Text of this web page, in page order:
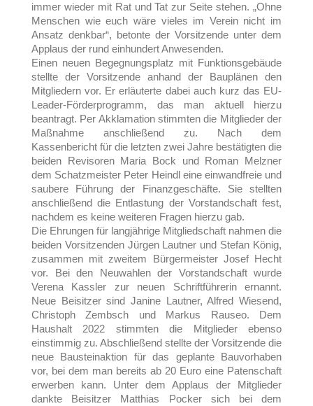
immer wieder mit Rat und Tat zur Seite stehen. „Ohne
Menschen wie euch wäre vieles im Verein nicht im
Ansatz denkbar“, betonte der Vorsitzende unter dem
Applaus der rund einhundert Anwesenden.
Einen neuen Begegnungsplatz mit Funktionsgebäude
stellte der Vorsitzende anhand der Bauplänen den
Mitgliedern vor. Er erläuterte dabei auch kurz das EU-
Leader-Förderprogramm, das man aktuell hierzu
beantragt. Per Akklamation stimmten die Mitglieder der
Maßnahme anschließend zu. Nach dem
Kassenbericht für die letzten zwei Jahre bestätigten die
beiden Revisoren Maria Bock und Roman Melzner
dem Schatzmeister Peter Heindl eine einwandfreie und
saubere Führung der Finanzgeschäfte. Sie stellten
anschließend die Entlastung der Vorstandschaft fest,
nachdem es keine weiteren Fragen hierzu gab.
Die Ehrungen für langjährige Mitgliedschaft nahmen die
beiden Vorsitzenden Jürgen Lautner und Stefan König,
zusammen mit zweitem Bürgermeister Josef Hecht
vor. Bei den Neuwahlen der Vorstandschaft wurde
Verena Kassler zur neuen Schriftführerin ernannt.
Neue Beisitzer sind Janine Lautner, Alfred Wiesend,
Christoph Zembsch und Markus Rauseo. Dem
Haushalt 2022 stimmten die Mitglieder ebenso
einstimmig zu. Abschließend stellte der Vorsitzende die
neue Bausteinaktion für das geplante Bauvorhaben
vor, bei dem man bereits ab 20 Euro eine Patenschaft
erwerben kann. Unter dem Applaus der Mitglieder
dankte Beisitzer Matthias Pocker sich bei dem